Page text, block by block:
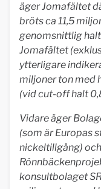
äger Jomafältet
bröts ca 11,5
genomsnittlig halt
Jomafältet
ytterligare
miljoner ton med
(vid cut-off halt
Vidare äger
(som är Europas
nickeltillgång)
konsultbolaget